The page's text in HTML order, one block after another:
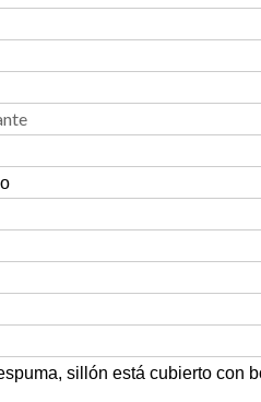
sillón está cubierto con